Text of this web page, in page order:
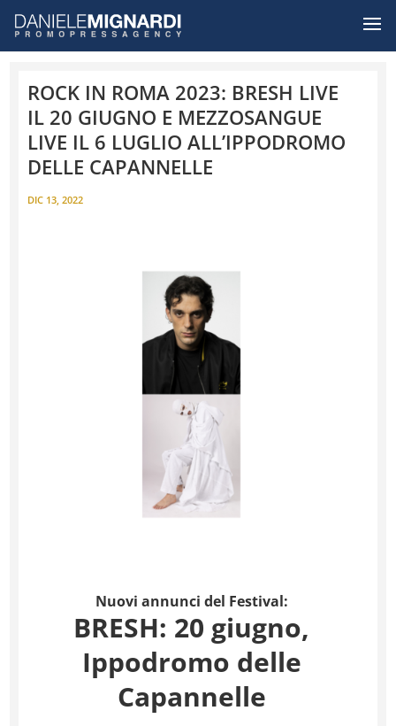
ROCK IN ROMA 2023: BRESH LIVE
IL 20 GIUGNO E MEZZOSANGUE
LIVE IL 6 LUGLIO ALL’IPPODROMO
DELLE CAPANNELLE
DIC 13, 2022
Nuovi annunci del Festival:
BRESH: 20 giugno,
Ippodromo delle
Capannelle